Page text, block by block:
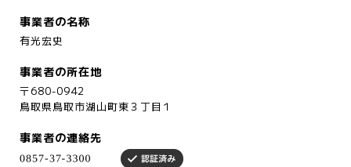
事業者の名称
有光宏史
事業者の所在地
〒680-0942
鳥取県鳥取市湖山町東３丁目１
事業者の連絡先